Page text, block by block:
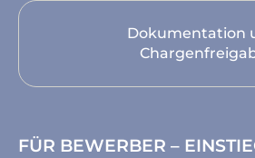
Dokumentation
FÜR BEWERBER –